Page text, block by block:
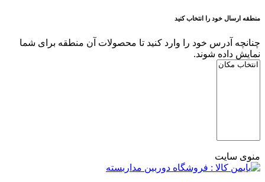
منطقه ارسال خود را انتخاب کنید
چنانچه آدرس خود را وارد کنید تا محصولات آن منطقه برای شما
نمایش داده شوند.
منوی سایت